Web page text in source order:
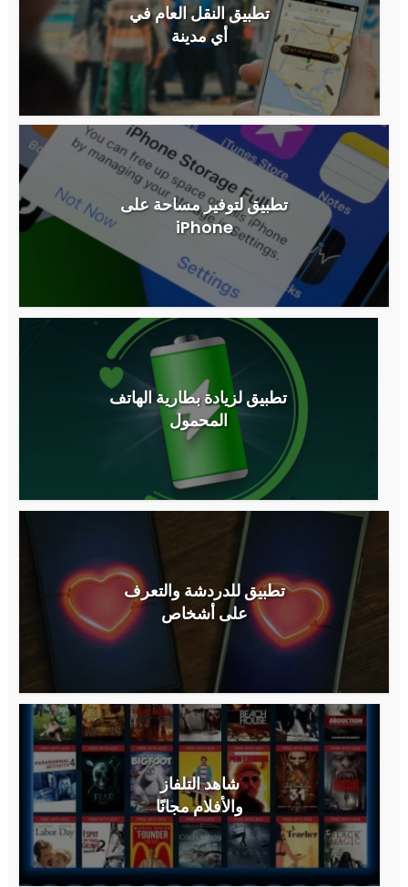
تطبيق النقل العام في
أي مدينة
تطبيق لتوفير مساحة على
iPhone
تطبيق لزيادة بطارية الهاتف
المحمول
تطبيق للدردشة والتعرف
على أشخاص
شاهد التلفاز
والأفلام مجانًا